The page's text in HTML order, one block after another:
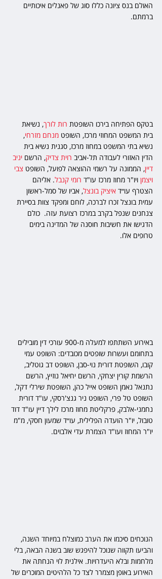
האולם בנס ציונה כללו סוג של פאנלים איכותיים
ברמתם.
בטקס הפתיחה בירכו השופטת רות לורך, נשיאת
בית המשפט המחוזי מרכז, השופט מנחם מזרחי,
נשיא בתי המשפט במחוז מרכז, סגנית נשיא בית
הדין האזורי לעבודה תל-אביב רוית צדיק, הרשם יניב
דיין, הממונה על רשמי ההוצאה לפועל, השופט צבי
ויצמן ויו"ר מחוז מרכז עו"ד רומי קנבל. אליהם
הצטרף עו״ד איציק בונצל, אביו של סמל-ראשון
עמית בונצל זכרו לברכה, לוחם ומפקד צוות בסיירת
צנחנים שנפל בקרב במרכז רצועת עזה.  כולם
הדגישו את חשיבות חוסנה של המדינה בימים
טרופים אלו.
באירוע השתתפו למעלה מ-900 עורכי דין מובילים
בתחומם ועשרות שופטים מכובדים: השופט עמי
קובו, השופטת דורית נוי-סבן, השופט דב גוטליב,
הרשמת קורין יצחקי, הרשם יחיאל נוזיץ, הרשם
נתנאל נאמן השופט אייל כהן, השופטת שירלי דקל,
השופט טל פרי, השופט ניר גנצ'רסקי, עו"ד דורית
נחמני-אלבק, פרקליטת מחוז מרכז לילך דיין עו"ד דוד
טובול, יו"ר הועדה הפלילית, עו״ד שמעון חסקי, מ"מ
יו"ר המחוז ועו"ד הצמרת עדי אלבוים.
הנוכחים סיכמו את הערב כמוצלח במיוחד השנה,
והביעו תקווה שנוכל להיפגש שוב בשנה הבאה, בלי
מלחמות ובלא היעדרויות. אילנית לוי הנחתה את
האירוע באופן מצמרר לצד כל הלהיטים המוכרים של